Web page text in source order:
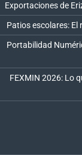
Exportaciones de
Patios escolares:
Portabilidad
FEXMIN 2026: Lo